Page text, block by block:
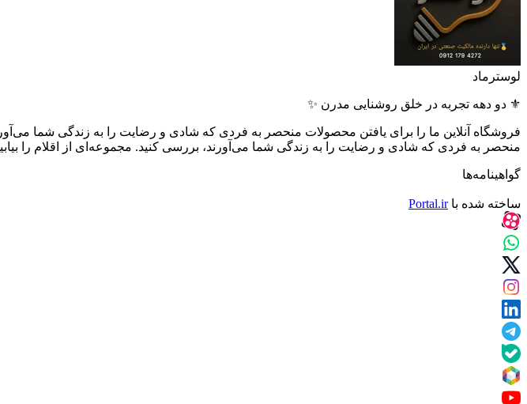
لوسترماد
⚜️ دو دهه تجربه در خلق روشنایی مدرن ✨
فروشگاه آنلاین ما را برای یافتن محصولات منحصر به فردی که شادی و رضایت را به زندگی شما
منحصر به فردی که شادی و رضایت را به زندگی شما می‌آورند، بررسی کنید. مجموعه‌ای از اقلام را
گواهینامه‌ها
ساخته شده باPortal.ir